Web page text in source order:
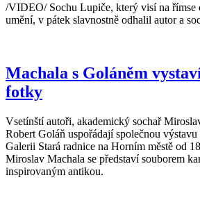
/VIDEO/ Sochu Lupiče, který visí na římse
umění, v pátek slavnostně odhalil autor a
Machala s Goláněm
fotky
Vsetínští autoři, akademický sochař
Robert Goláň uspořádají společnou
Galerii Stará radnice na Horním městě od
Miroslav Machala se představí souborem
inspirovaným antikou.